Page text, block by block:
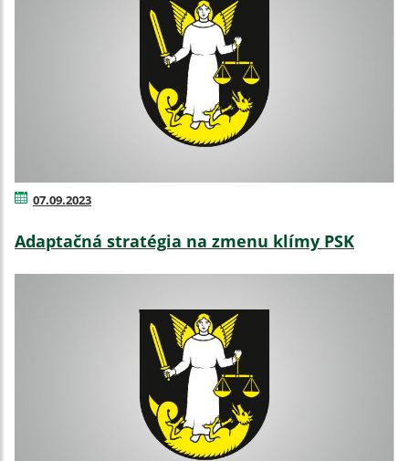
07.09.2023
Adaptačná stratégia na zmenu klímy PSK